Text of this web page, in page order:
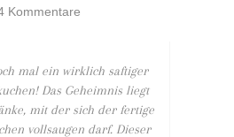
Kommentare
mal ein wirklich saftiger
Das Geheimnis liegt
mit der sich der fertige
vollsaugen darf. Dieser